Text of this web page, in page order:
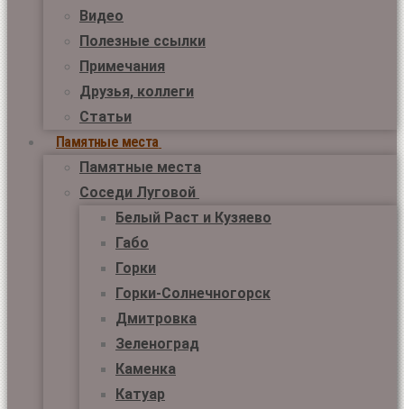
Видео
Полезные ссылки
Примечания
Друзья, коллеги
Статьи
Памятные места
Памятные места
Соседи Луговой
Белый Раст и Кузяево
Габо
Горки
Горки-Солнечногорск
Дмитровка
Зеленоград
Каменка
Катуар